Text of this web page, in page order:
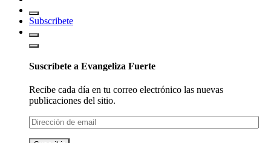
Subscribete
Suscríbete a Evangeliza Fuerte
Recibe cada día en tu correo electrónico las nuevas
publicaciones del sitio.
Dirección
de